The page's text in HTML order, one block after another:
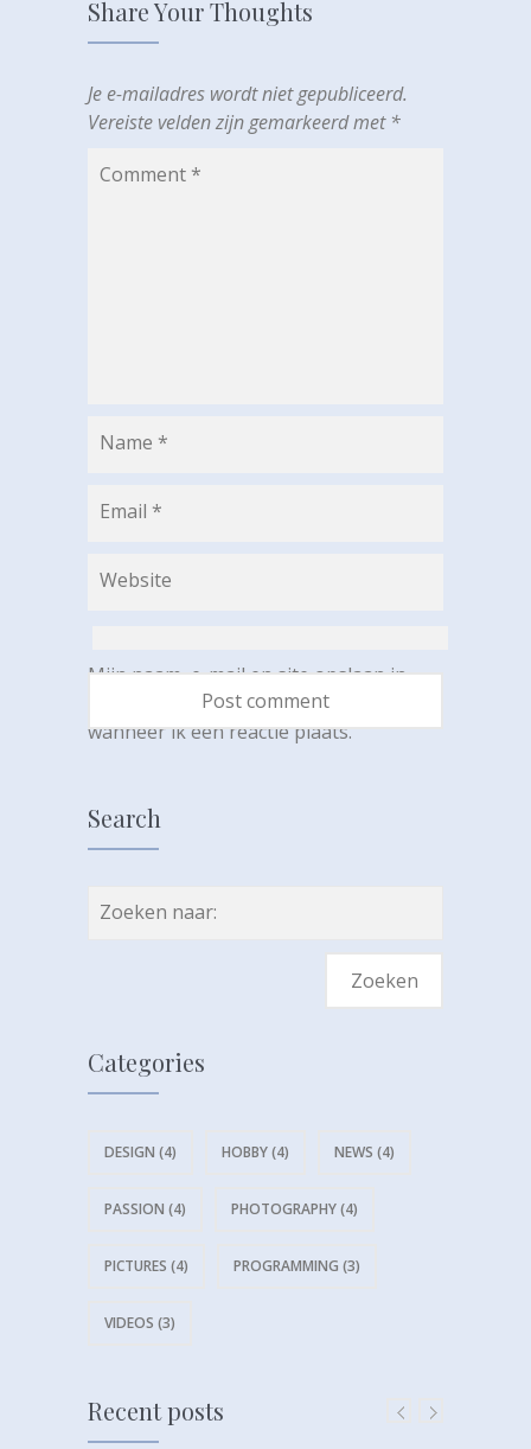
scelerisque
tristique
a arcu
facilisis
Share Your Thoughts
Je e-mailadres wordt niet gepubliceerd.
Vereiste velden zijn gemarkeerd met *
Comment *
Name *
Email *
Website
Mijn naam, e-mail en site opslaan in
deze browser voor de volgende keer
wanneer ik een reactie plaats.
Search
Zoeken naar:
Categories
DESIGN (4) HOBBY (4) NEWS (4)
PASSION (4) PHOTOGRAPHY (4)
PICTURES (4) PROGRAMMING (3)
VIDEOS (3)
Recent posts